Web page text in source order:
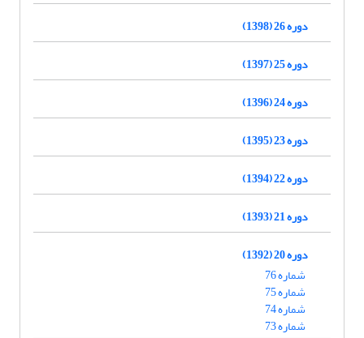
دوره 26 (1398)
دوره 25 (1397)
دوره 24 (1396)
دوره 23 (1395)
دوره 22 (1394)
دوره 21 (1393)
دوره 20 (1392)
شماره 76
شماره 75
شماره 74
شماره 73